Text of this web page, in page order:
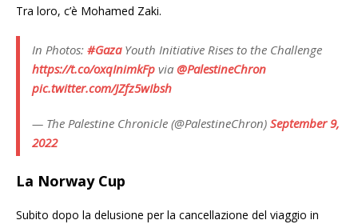
Tra loro, c’è Mohamed Zaki.
In Photos: #GazaYouth Initiative Rises to the Challenge
https://t.co/oxqInimkFp via @PalestineChron
pic.twitter.com/JZfz5wIbsh
— The Palestine Chronicle (@PalestineChron) September 9,
2022
La Norway Cup
Subito dopo la delusione per la cancellazione del viaggio in